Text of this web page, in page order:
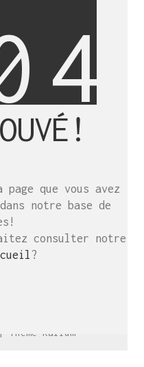
4
page que vous avez
notre base de
consulter notre
?
de se voir
langage.
noir.re
Thème Kalium